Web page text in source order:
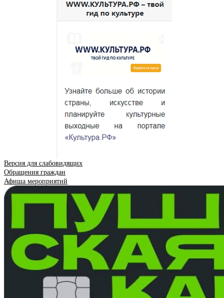
Версия для слабовидящих
Обращения граждан
Афиша мероприятий